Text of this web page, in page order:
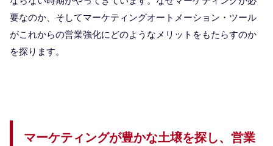
要なのか、そしてマーケティングオートメーション・ツール
がこれからの営業強化にどのようなメリットをもたらすのか
を探ります。
マーケティングが豊かな土壌を探し、営業